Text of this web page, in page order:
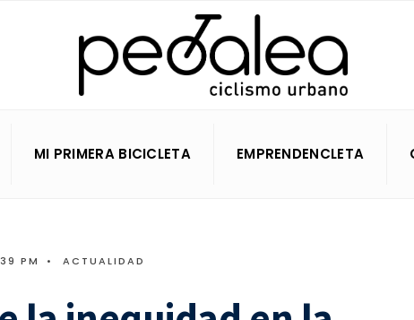
MI PRIMERA BICICLETA EMPRENDENCLETA
PM • ACTUALIDAD